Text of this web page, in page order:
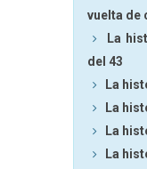
vuelta de
La
del 43
La
La
La
La